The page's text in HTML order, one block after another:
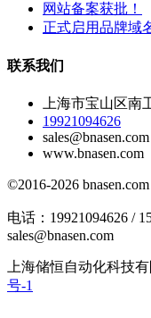
网站备案获批！
正式启用品牌域
联系我们
上海市宝山区南
19921094626
sales@bnasen.com
www.bnasen.com
©2016-2026
电话：19921094626 /
sales@bnasen.com
上海储恒自动化科技
号-1